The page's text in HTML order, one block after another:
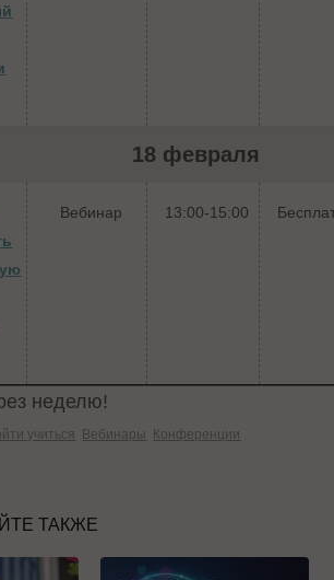
18 февраля
Вебинар 13:00-15:00
неделю!
учиться Вебинары Конференции
ТАКЖЕ